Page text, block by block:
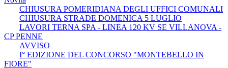
CHIUSURA POMERIDIANA DEGLI UFFICI COMUNALI
CHIUSURA STRADE DOMENICA 5 LUGLIO
LAVORI TERNA SPA - LINEA 120 KV SE VILLANOVA -
CP PENNE
AVVISO
I° EDIZIONE DEL CONCORSO "MONTEBELLO IN
FIORE"